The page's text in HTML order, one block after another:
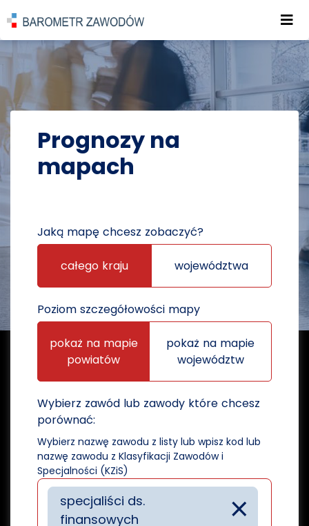
POWRÓT DO STRONY GŁÓWNEJ
PROGNOZY PROGNOZY NA MAPACH
Prognozy na
mapach
Jaką mapę chcesz zobaczyć?
całego kraju województwa
Poziom szczegółowości mapy
pokaż na mapie
powiatów
pokaż na mapie
województw
Wybierz zawód lub zawody które chcesz
porównać:
Wybierz nazwę zawodu z listy lub wpisz kod lub
nazwę zawodu z Klasyfikacji Zawodów i
Specjalności (KZiS)
×
specjaliści ds.
finansowych